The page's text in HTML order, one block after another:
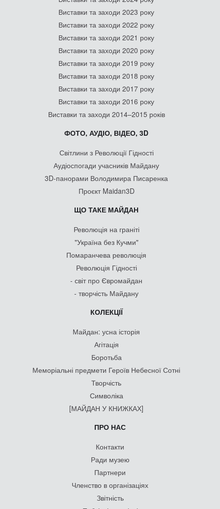
Виставки та заходи 2023 року
Виставки та заходи 2022 року
Виставки та заходи 2021 року
Виставки та заходи 2020 року
Виставки та заходи 2019 року
Виставки та заходи 2018 року
Виставки та заходи 2017 року
Виставки та заходи 2016 року
Виставки та заходи 2014–2015 років
ФОТО, АУДІО, ВІДЕО, 3D
Світлини з Революції Гідності
Аудіоспогади учасників Майдану
3D-панорами Володимира Писаренка
Проєкт Maidan3D
ЩО ТАКЕ МАЙДАН
Революція на граніті
"Україна без Кучми"
Помаранчева революція
Революція Гідності
- світ про Євромайдан
- творчість Майдану
КОЛЕКЦІЇ
Майдан: усна історія
Агітація
Боротьба
Меморіальні предмети Героїв Небесної Сотні
Творчість
Символіка
[МАЙДАН У КНИЖКАХ]
ПРО НАС
Контакти
Ради музею
Партнери
Членство в організаціях
Звітність